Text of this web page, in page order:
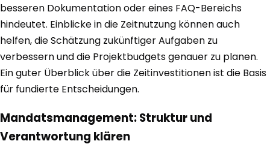
besseren Dokumentation oder eines FAQ-Bereichs
hindeutet. Einblicke in die Zeitnutzung können auch
helfen, die Schätzung zukünftiger Aufgaben zu
verbessern und die Projektbudgets genauer zu planen.
Ein guter Überblick über die Zeitinvestitionen ist die Basis
für fundierte Entscheidungen.
Mandatsmanagement: Struktur und
Verantwortung klären